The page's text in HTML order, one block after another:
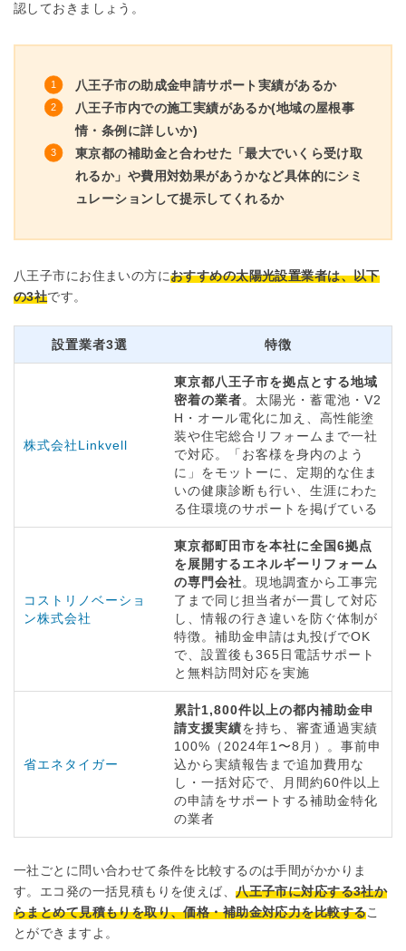
認しておきましょう。
八王子市の助成金申請サポート実績があるか
八王子市内での施工実績があるか(地域の屋根事
情・条例に詳しいか)
東京都の補助金と合わせた「最大でいくら受け取
れるか」や費用対効果があうかなど具体的にシミ
ュレーションして提示してくれるか
八王子市にお住まいの方におすすめの太陽光設置業者は、以下
の3社です。
設置業者3選 特徴
株式会社Linkvell
東京都八王子市を拠点とする地域
密着の業者。太陽光・蓄電池・V2
H・オール電化に加え、高性能塗
装や住宅総合リフォームまで一社
で対応。「お客様を身内のよう
に」をモットーに、定期的な住ま
いの健康診断も行い、生涯にわた
る住環境のサポートを掲げている
コストリノベーショ
ン株式会社
東京都町田市を本社に全国6拠点
を展開するエネルギーリフォーム
の専門会社。現地調査から工事完
了まで同じ担当者が一貫して対応
し、情報の行き違いを防ぐ体制が
特徴。補助金申請は丸投げでOK
で、設置後も365日電話サポート
と無料訪問対応を実施
省エネタイガー
累計1,800件以上の都内補助金申
請支援実績を持ち、審査通過実績
100%（2024年1〜8月）。事前申
込から実績報告まで追加費用な
し・一括対応で、月間約60件以上
の申請をサポートする補助金特化
の業者
一社ごとに問い合わせて条件を比較するのは手間がかかりま
す。エコ発の一括見積もりを使えば、八王子市に対応する3社か
らまとめて見積もりを取り、価格・補助金対応力を比較するこ
とができますよ。